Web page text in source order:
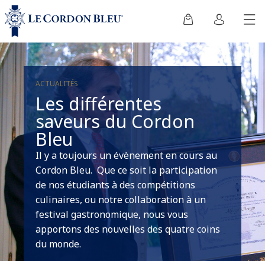
ACTUALITÉS
Les différentes
saveurs du Cordon
Bleu
Il y a toujours un évènement en cours au
Cordon Bleu. Que ce soit la participation
de nos étudiants à des compétitions
culinaires, ou notre collaboration à un
festival gastronomique, nous vous
apportons des nouvelles des quatre coins
du monde.